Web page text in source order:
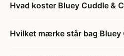
Hvad koster Bluey Cuddle &
Hvilket mærke står bag Bluey